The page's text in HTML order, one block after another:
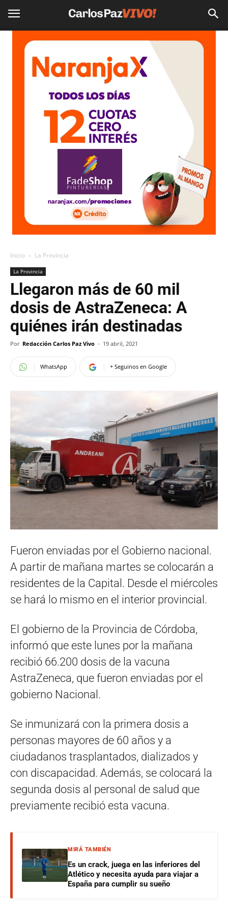
Inicio La Provincia
La Provincia
Llegaron más de 60 mil
dosis de AstraZeneca: A
quiénes irán destinadas
Por Redacción Carlos Paz Vivo - 19 abril, 2021
WhatsApp + Seguinos en Google
Fueron enviadas por el Gobierno nacional.
A partir de mañana martes se colocarán a
residentes de la Capital. Desde el miércoles
se hará lo mismo en el interior provincial.
El gobierno de la Provincia de Córdoba,
informó que este lunes por la mañana
recibió 66.200 dosis de la vacuna
AstraZeneca, que fueron enviadas por el
gobierno Nacional.
Se inmunizará con la primera dosis a
personas mayores de 60 años y a
ciudadanos trasplantados, dializados y
con discapacidad. Además, se colocará la
segunda dosis al personal de salud que
previamente recibió esta vacuna.
MIRÁ TAMBIÉN
Es un crack, juega en las inferiores del
Atlético y necesita ayuda para viajar a
España para cumplir su sueño